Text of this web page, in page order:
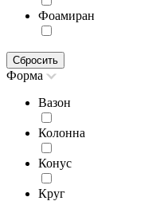
Фоамиран
Сбросить
Форма
Вазон
Колонна
Конус
Круг